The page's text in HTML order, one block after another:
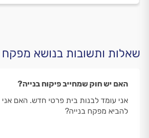
- במדריך הבא.
שאלות ותשובות בנושא מפקח
האם יש חוק שמחייב פיקוח בנייה?
אני עומד לבנות בית פרטי חדש. האם אני
להביא מפקח בנייה?